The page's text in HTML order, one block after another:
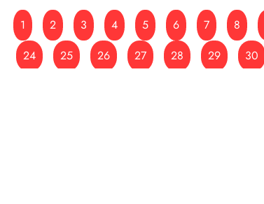
1 2 3 4 5 6 7 8
24
25 26 27 28 29 30